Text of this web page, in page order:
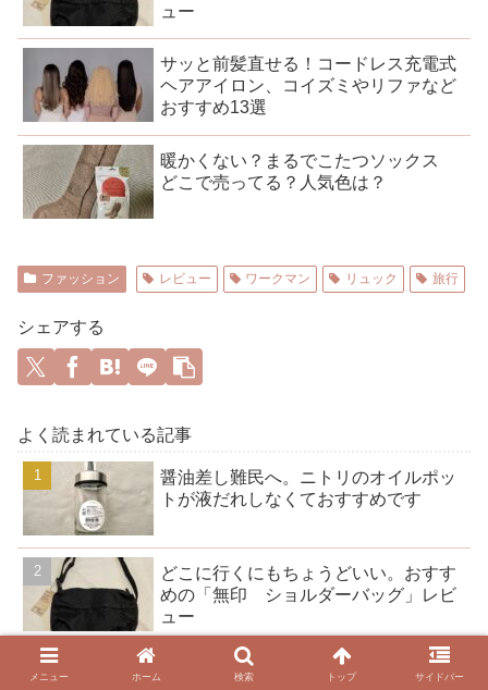
ュー
サッと前髪直せる！コードレス充電式
ヘアアイロン、コイズミやリファなど
おすすめ13選
暖かくない？まるでこたつソックス
どこで売ってる？人気色は？
ファッション レビュー ワークマン リュック 旅行
シェアする
よく読まれている記事
醤油差し難民へ。ニトリのオイルポッ
トが液だれしなくておすすめです
どこに行くにもちょうどいい。おすす
めの「無印 ショルダーバッグ」レビ
ュー
ダイソー、キャンドゥでも買えるCOB
メニュー ホーム 検索 トップ サイドバー